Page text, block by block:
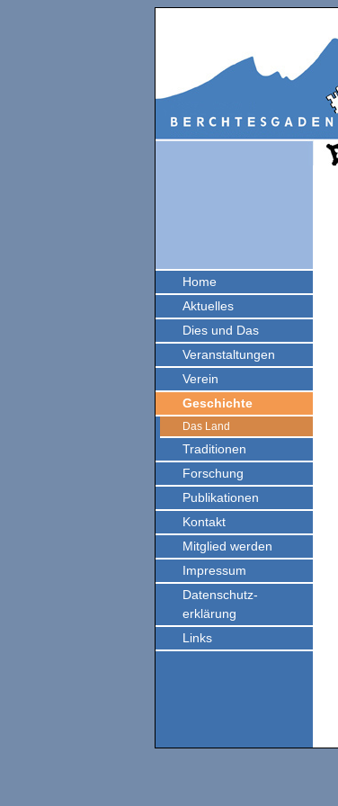
Home
Aktuelles
Dies und Das
Veranstaltungen
Verein
Geschichte
Das Land
Traditionen
Forschung
Publikationen
Kontakt
Mitglied werden
Impressum
Datenschutz-
erklärung
Links